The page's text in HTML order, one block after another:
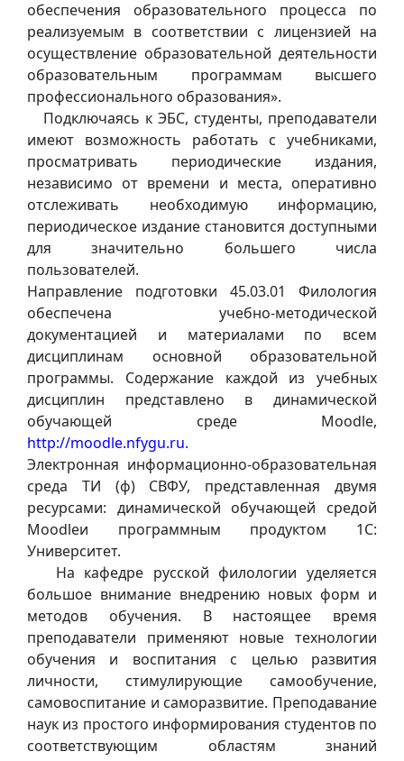
обеспечения образовательного процесса по
реализуемым в соответствии с лицензией на
осуществление образовательной деятельности
образовательным программам высшего
профессионального образования».
Подключаясь к ЭБС, студенты, преподаватели
имеют возможность работать с учебниками,
просматривать периодические издания,
независимо от времени и места, оперативно
отслеживать необходимую информацию,
периодическое издание становится доступными
для значительно большего числа
пользователей.
Направление подготовки 45.03.01 Филология
обеспечена учебно-методической
документацией и материалами по всем
дисциплинам основной образовательной
программы. Содержание каждой из учебных
дисциплин представлено в динамической
обучающей среде Moodle,
http://moodle.nfygu.ru.
Электронная информационно-образовательная
среда ТИ (ф) СВФУ, представленная двумя
ресурсами: динамической обучающей средой
Moodleи программным продуктом 1С:
Университет.
На кафедре русской филологии уделяется
большое внимание внедрению новых форм и
методов обучения. В настоящее время
преподаватели применяют новые технологии
обучения и воспитания с целью развития
личности, стимулирующие самообучение,
самовоспитание и саморазвитие. Преподавание
наук из простого информирования студентов по
соответствующим областям знаний